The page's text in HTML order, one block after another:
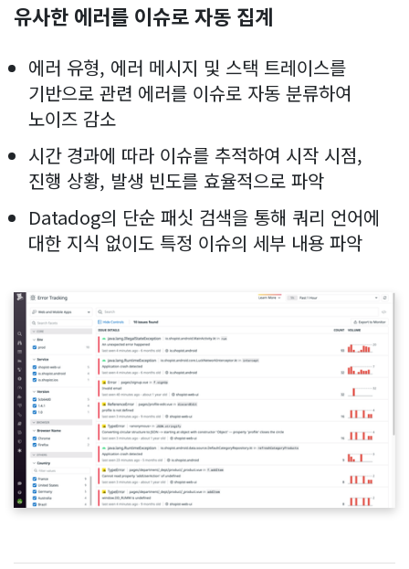
유사한 에러를 이슈로 자동 집계
에러 유형, 에러 메시지 및 스택 트레이스를
기반으로 관련 에러를 이슈로 자동 분류하여
노이즈 감소
시간 경과에 따라 이슈를 추적하여 시작 시점,
진행 상황, 발생 빈도를 효율적으로 파악
Datadog의 단순 패싯 검색을 통해 쿼리 언어에
대한 지식 없이도 특정 이슈의 세부 내용 파악